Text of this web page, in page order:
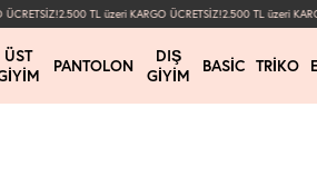
2.500 TL üzeri KARGO ÜCRETSİZ!2.500 TL üzeri KARGO
ÜST
PANTOLON
DIŞ
GIYIM
BASIC TRIKO